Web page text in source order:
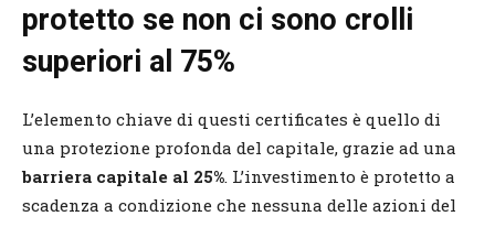
protetto se non ci sono crolli
superiori al 75%
L’elemento chiave di questi certificates è quello di
una protezione profonda del capitale, grazie ad una
barriera capitale al 25%. L’investimento è protetto a
scadenza a condizione che nessuna delle azioni del